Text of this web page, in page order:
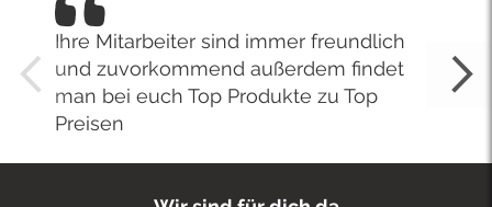
Ihre Mitarbeiter sind immer freundlich
und zuvorkommend außerdem findet
man bei euch Top Produkte zu Top
Preisen